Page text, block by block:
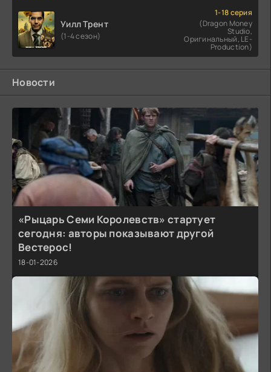
Уилл Трент
(1-4 сезон)
1-18 серия
(Dragon Money
Studio,
Оригинальный, LE-
Production)
Новости
«Рыцарь Семи Королевств» стартует
сегодня: авторы показывают другой
Вестерос!
18-01-2026